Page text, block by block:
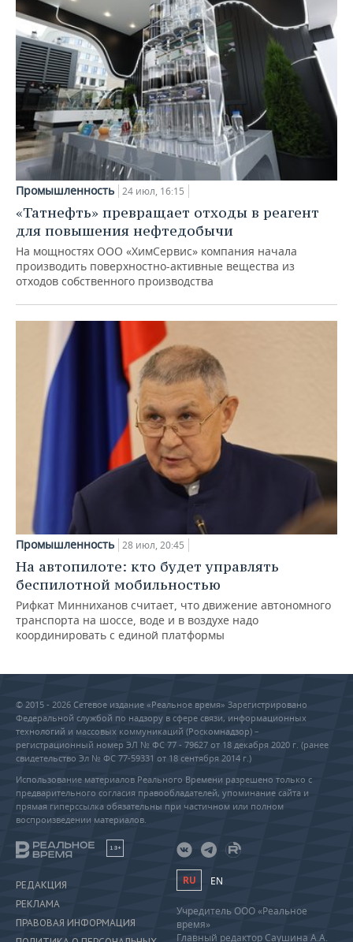
Промышленность 24 июл, 16:15
«Татнефть» превращает отходы в реагент
для повышения нефтедобычи
На мощностях ООО «ХимСервис» компания начала
производить поверхностно-активные вещества из
отходов собственного производства
Промышленность 28 июл, 20:45
На автопилоте: кто будет управлять
беспилотной мобильностью
Рифкат Минниханов считает, что движение автономного
транспорта на шоссе, воде и в воздухе надо
координировать с единой платформы
© 2015 - 2026 Сетевое издание «Реальное время» Зарегистрировано
Федеральной службой по надзору в сфере связи, информационных
технологий и массовых коммуникаций (Роскомнадзор) –
регистрационный номер ЭЛ № ФС 77 - 79627 от 18 декабря 2020 г. (ранее
свидетельство Эл № ФС 77-59331 от 18 сентября 2014 г.)
Использование материалов Реального Времени разрешено только с
предварительного согласия правообладателей, упоминание сайта и
прямая гиперссылка обязательны при частичном или полном
воспроизведении материалов.
18+
РЕДАКЦИЯ
РЕКЛАМА
ПРАВОВАЯ ИНФОРМАЦИЯ
RU EN
Учредитель ООО «Реальное
время»
Главный редактор Саушина А.А.